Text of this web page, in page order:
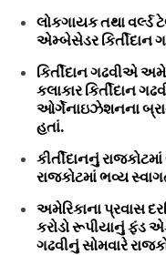
લોકગાયક તથા
એમ્બેસેડર કિર્તીદાન
કિર્તીદાન ગઢવીએ
કલાકાર કિર્તીદાન
ઓર્ગેનાઇઝેશનના
હતાં.
કીર્તીદાનનું
રાજકોટમાં ભવ્ય
અમેરિકાના પ્રવાસ
કરોડો રૂપીયાનું ફંડ
ગઢવીનું સોમવારે